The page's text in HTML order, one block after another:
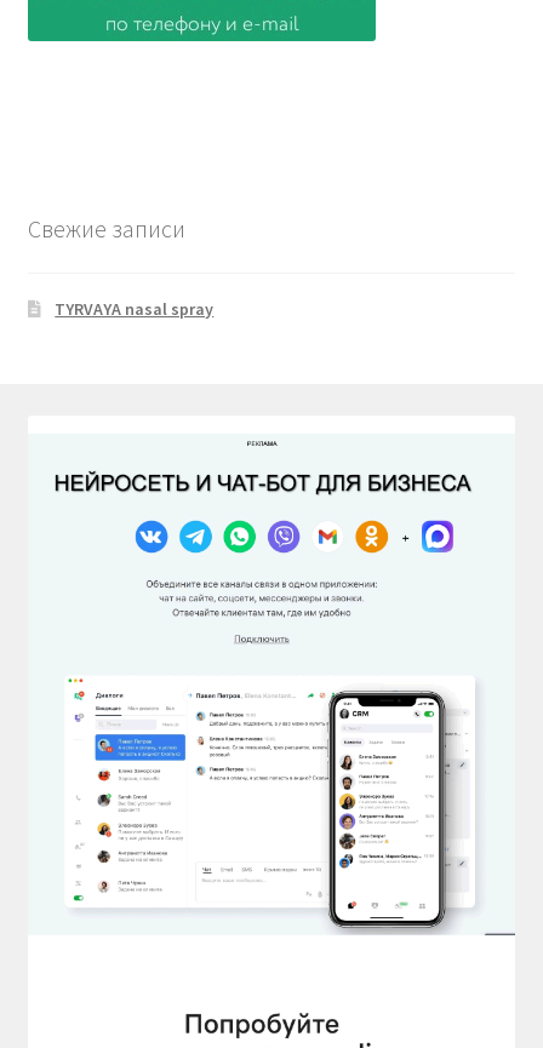
Свежие записи
TYRVAYA nasal spray